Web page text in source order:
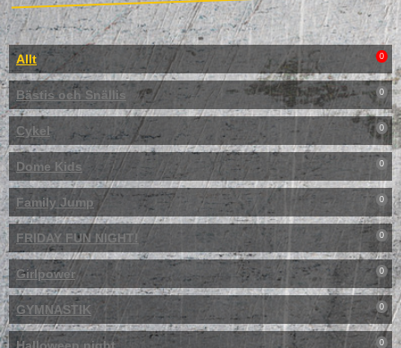
Allt 0
Bästis och Snällis 0
Cykel 0
Dome Kids 0
Family Jump 0
FRIDAY FUN NIGHT! 0
Girlpower 0
GYMNASTIK 0
0